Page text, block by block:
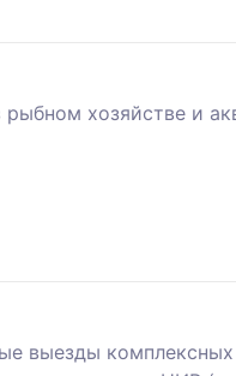
хозяйстве и
выезды